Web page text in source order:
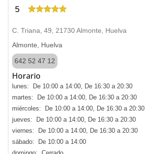
5
C. Triana, 49, 21730 Almonte, Huelva
Almonte, Huelva
642 52 47 12
Horario
lunes: De 10:00 a 14:00, De 16:30 a 20:30
martes: De 10:00 a 14:00, De 16:30 a 20:30
miércoles: De 10:00 a 14:00, De 16:30 a 20:30
jueves: De 10:00 a 14:00, De 16:30 a 20:30
viernes: De 10:00 a 14:00, De 16:30 a 20:30
sábado: De 10:00 a 14:00